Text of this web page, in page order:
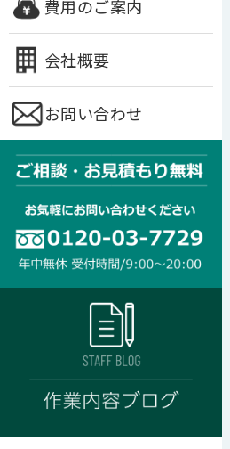
費用のご案内
会社概要
お問い合わせ